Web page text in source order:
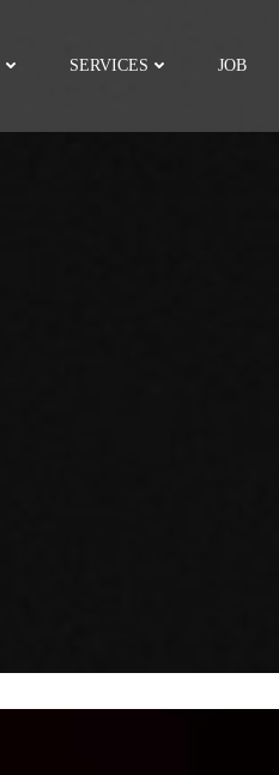
SERVICES JOB